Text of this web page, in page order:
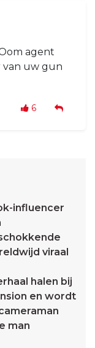
agent
van uw gun
6
influencer
viraal
halen bij
en wordt
man